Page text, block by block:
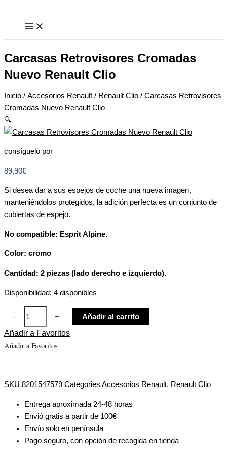
contenido
Carcasas Retrovisores Cromadas
Nuevo Renault Clio
Inicio / Accesorios Renault / Renault Clio / Carcasas Retrovisores
Cromadas Nuevo Renault Clio
🔍
consíguelo por
89,90€
Si desea dar a sus espejos de coche una nueva imagen,
manteniéndolos protegidos, la adición perfecta es un conjunto de
cubiertas de espejo.
No compatible: Esprit Alpine.
Color: cromo
Cantidad: 2 piezas (lado derecho e izquierdo).
Disponibilidad: 4 disponibles
-
Cromadas
Nuevo
Renault
cantidad
+ Añadir al carrito
Añadir a Favoritos
Añadir a Favoritos
SKU 8201547579 Categories Accesorios Renault, Renault Clio
Entrega aproximada 24-48 horas
Envió gratis a partir de 100€
Envío solo en península
Pago seguro, con opción de recogida en tienda